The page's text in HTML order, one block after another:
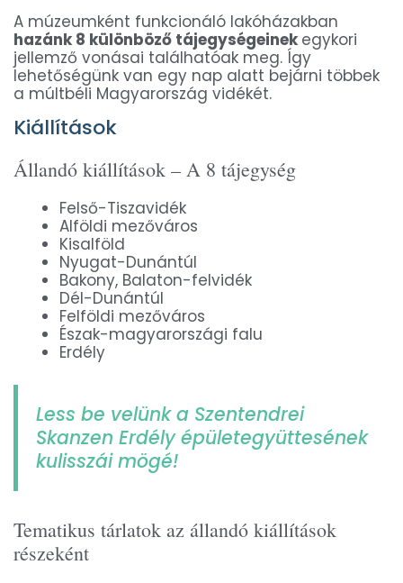
A múzeumként funkcionáló lakóházakban
hazánk 8 különböző tájegységeinek egykori
jellemző vonásai találhatóak meg. Így
lehetőségünk van egy nap alatt bejárni többek
a múltbéli Magyarország vidékét.
Kiállítások
Állandó kiállítások – A 8 tájegység
Felső-Tiszavidék
Alföldi mezőváros
Kisalföld
Nyugat-Dunántúl
Bakony, Balaton-felvidék
Dél-Dunántúl
Felföldi mezőváros
Észak-magyarországi falu
Erdély
Less be velünk a Szentendrei
Skanzen Erdély épületegyüttesének
kulisszái mögé!
Tematikus tárlatok az állandó kiállítások
részeként